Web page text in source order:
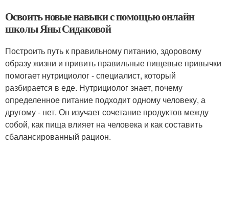
Освоить новые навыки с помощью онлайн
школы Яны Сидаковой
Построить путь к правильному питанию, здоровому
образу жизни и привить правильные пищевые привычки
помогает нутрициолог - специалист, который
разбирается в еде. Нутрициолог знает, почему
определенное питание подходит одному человеку, а
другому - нет. Он изучает сочетание продуктов между
собой, как пища влияет на человека и как составить
сбалансированный рацион.